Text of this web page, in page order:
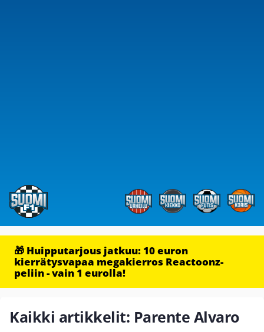
🎁 Huipputarjous jatkuu: 10 euron
kierrätysvapaa megakierros Reactoonz-
peliin - vain 1 eurolla!
Kaikki artikkelit: Parente Alvaro